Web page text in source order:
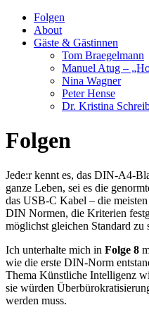
Folgen
About
Gäste & Gästinnen
Tom Braegelmann
Manuel Atug –
Nina Wagner
Peter Hense
Dr. Kristina
Folgen
Jede:r kennt es, das DIN-A4-
ganze Leben, sei es die
das USB-C Kabel – die
DIN Normen, die Kriterien
möglichst gleichen Standard zu
Ich unterhalte mich in Folge 8
wie die erste DIN-Norm
Thema Künstliche Intelligenz
sie würden
werden muss.